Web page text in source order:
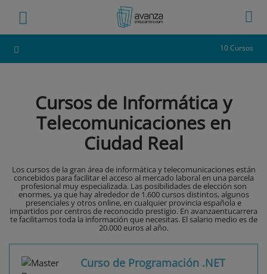
10 Cursos
Cursos de Informática y
Telecomunicaciones en
Ciudad Real
Los cursos de la gran área de informática y telecomunicaciones están
concebidos para facilitar el acceso al mercado laboral en una parcela
profesional muy especializada. Las posibilidades de elección son
enormes, ya que hay alrededor de 1.600 cursos distintos, algunos
presenciales y otros online, en cualquier provincia española e
impartidos por centros de reconocido prestigio. En avanzaentucarrera
te facilitamos toda la información que necesitas. El salario medio es de
20.000 euros al año.
Curso de Programación .NET